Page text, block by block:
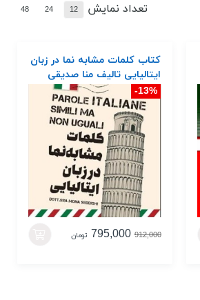
تعداد نمایش 12
24
48
کتاب کلمات مشابه نما در زبان
ایتالیایی تالیف منا صدیقی
13%-
912,000
795,000 تومان